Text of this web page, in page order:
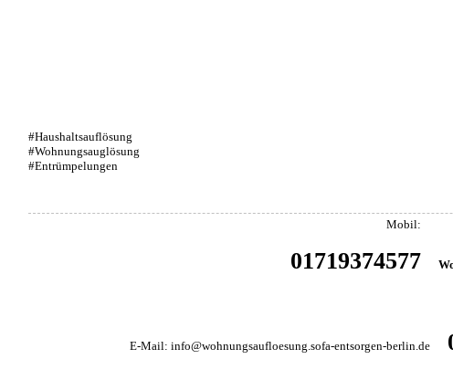
#Haushaltsauflösung
#Wohnungsauglösung
#Entrümpelungen
Mobil:
01719374577
E-Mail: info@wohnungsaufloesung.sofa-entsorgen-berlin.de